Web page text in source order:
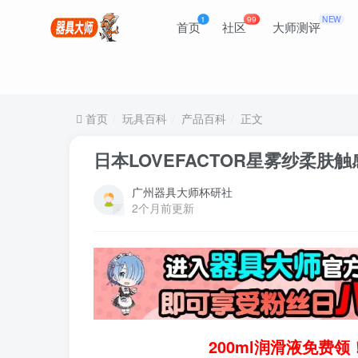
首页1 社区99 大师测评NEW
首页 玩具百科 产品百科 正文
日本LOVEFACTOR星雾纱柔肤
广州器具大师杯研社
2个月前更新
200ml润滑液免费领